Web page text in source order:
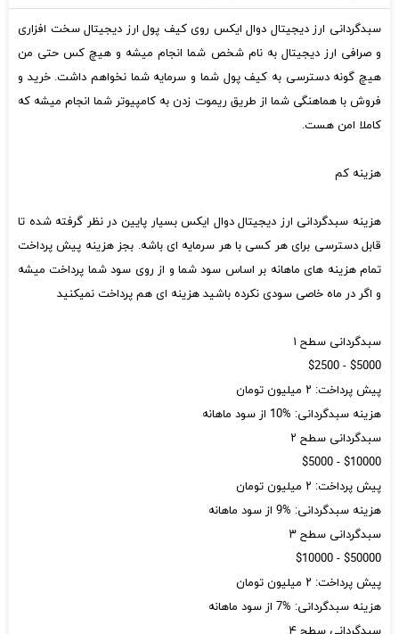
سبدگردانی ارز دیجیتال دوال ایکس روی کیف پول ارز دیجیتال سخت افزاری
و صرافی ارز دیجیتال به نام شخص شما انجام میشه و هیچ کس حتی من
هیچ گونه دسترسی به کیف پول شما و سرمایه شما نخواهم داشت. خرید و
فروش با هماهنگی شما از طریق ریموت زدن به کامپیوتر شما انجام میشه که
کاملا امن هست.
هزینه کم
هزینه سبدگردانی ارز دیجیتال دوال ایکس بسیار پایین در نظر گرفته شده تا
قابل دسترسی برای هر کسی با هر سرمایه ای باشه. بجز هزینه پیش پرداخت
تمام هزینه های ماهانه بر اساس سود شما و از روی سود شما پرداخت میشه
و اگر در ماه خاصی سودی نکرده باشید هزینه ای هم پرداخت نمیکنید
سبدگردانی سطح ۱
$5000 - $2500
پیش پرداخت: ۲ میلیون تومان
هزینه سبدگردانی: %10 از سود ماهانه
سبدگردانی سطح ۲
$10000 - $5000
پیش پرداخت: ۲ میلیون تومان
هزینه سبدگردانی: %9 از سود ماهانه
سبدگردانی سطح ۳
$50000 - $10000
پیش پرداخت: ۲ میلیون تومان
هزینه سبدگردانی: %7 از سود ماهانه